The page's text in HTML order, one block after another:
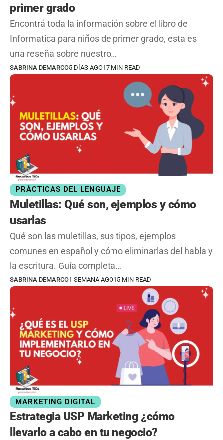
primer grado
Encontrá toda la información sobre el libro de
Informatica para niños de primer grado, esta es
una reseña sobre nuestro…
SABRINA DEMARCO5 DÍAS AGO17 MIN READ
PRÁCTICAS DEL LENGUAJE
Muletillas: Qué son, ejemplos y cómo
usarlas
Qué son las muletillas, sus tipos, ejemplos
comunes en español y cómo eliminarlas del habla y
la escritura. Guía completa…
SABRINA DEMARCO1 SEMANA AGO15 MIN READ
MARKETING DIGITAL
Estrategia USP Marketing ¿cómo
llevarlo a cabo en tu negocio?